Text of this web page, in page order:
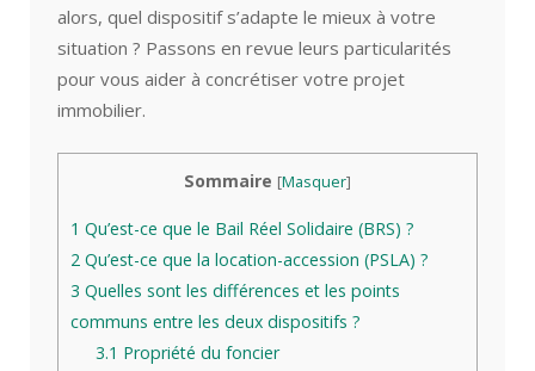
alors, quel dispositif s’adapte le mieux à votre
situation ? Passons en revue leurs particularités
pour vous aider à concrétiser votre projet
immobilier.
Sommaire [Masquer]
1 Qu’est-ce que le Bail Réel Solidaire (BRS) ?
2 Qu’est-ce que la location-accession (PSLA) ?
3 Quelles sont les différences et les points
communs entre les deux dispositifs ?
3.1 Propriété du foncier